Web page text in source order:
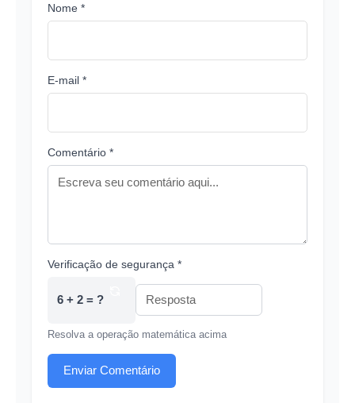
Nome *
E-mail *
Comentário *
Verificação de segurança *
6 + 2 = ?
Resolva a operação matemática acima
Enviar Comentário